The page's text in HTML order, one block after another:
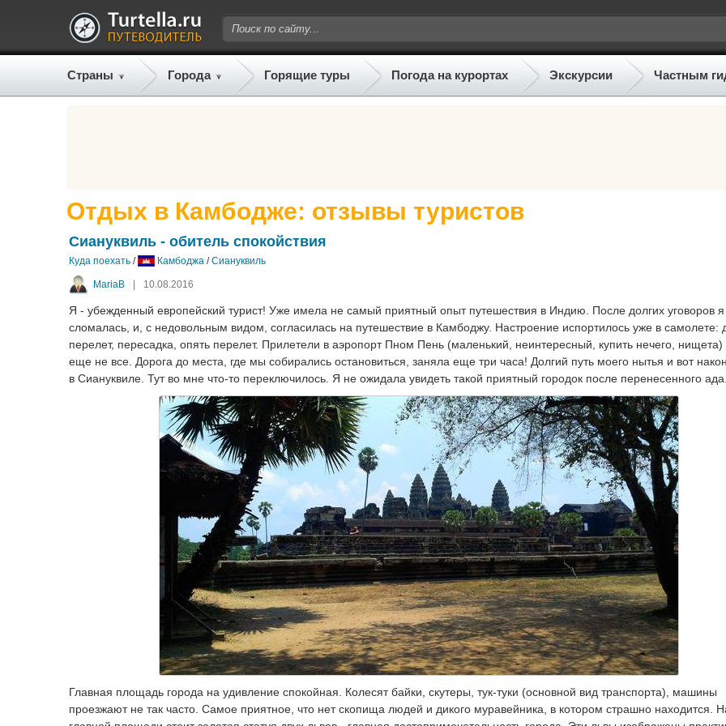
Страны Города Горящие туры Погода на курортах Экскурсии Частным
Отдых в Камбодже: отзывы туристов
Сиануквиль - обитель спокойствия
Куда поехать / Камбоджа /Сиануквиль
MariaB | 10.08.2016
Я - убежденный европейский турист! Уже имела не самый приятный опыт путешествия в Индию. После долгих уговоров
сломалась, и, с недовольным видом, согласилась на путешествие в Камбоджу. Настроение испортилось уже в самолете:
перелет, пересадка, опять перелет. Прилетели в аэропорт Пном Пень (маленький, неинтересный, купить нечего, нищета)
еще не все. Дорога до места, где мы собирались остановиться, заняла еще три часа! Долгий путь моего нытья и вот
в Сиануквиле. Тут во мне что-то переключилось. Я не ожидала увидеть такой приятный городок после перенесенного ада.
Главная площадь города на удивление спокойная. Колесят байки, скутеры, тук-туки (основной вид транспорта), машины
проезжают не так часто. Самое приятное, что нет скопища людей и дикого муравейника, в котором страшно находится.